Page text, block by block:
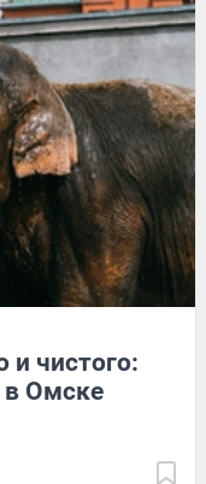
и чистого:
в Омске